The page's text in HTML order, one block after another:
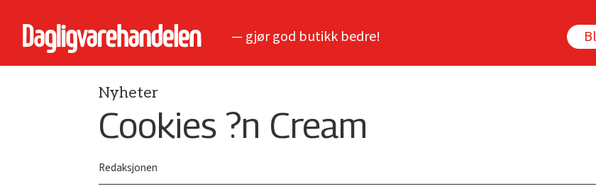
— gjør god butikk bedre!
Nyheter
Cookies ?n Cream
Redaksjonen